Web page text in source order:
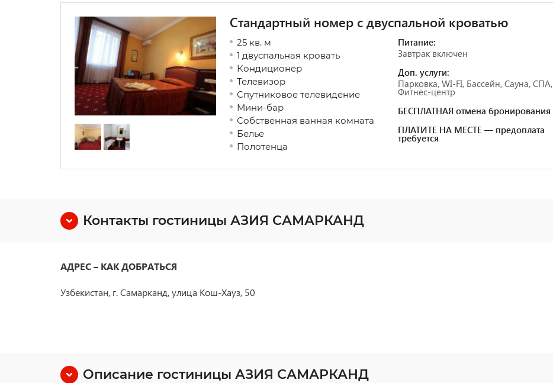
Стандартный номер с двуспальной кроватью
25 кв. м
1 двуспальная кровать
Кондиционер
Телевизор
Спутниковое телевидение
Мини-бар
Собственная ванная комната
Белье
Полотенца
Питание:
Завтрак включен
Доп. услуги:
Парковка, WI-FI, Бассейн, Сауна, СПА,
Фитнес-центр
БЕСПЛАТНАЯ отмена бронирования
ПЛАТИТЕ НА МЕСТЕ — предоплата
требуется
Контакты гостиницы АЗИЯ САМАРКАНД
АДРЕС – КАК ДОБРАТЬСЯ
Узбекистан, г. Самарканд, улица Кош-Хауз, 50
Описание гостиницы АЗИЯ САМАРКАНД